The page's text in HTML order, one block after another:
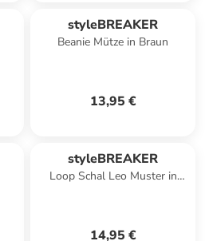
styleBREAKER
Beanie Mütze in Braun
13,95 €
styleBREAKER
Loop Schal Leo Muster in
14,95 €